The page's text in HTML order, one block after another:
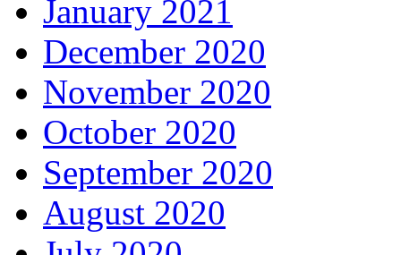
January 2021
December 2020
November 2020
October 2020
September 2020
August 2020